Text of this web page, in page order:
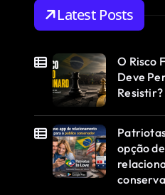
Latest Posts
O Risco
Deve
Resistir?
opção